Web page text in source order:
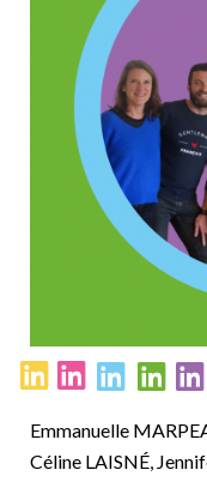
Emmanuelle
Céline LAISNÉ,